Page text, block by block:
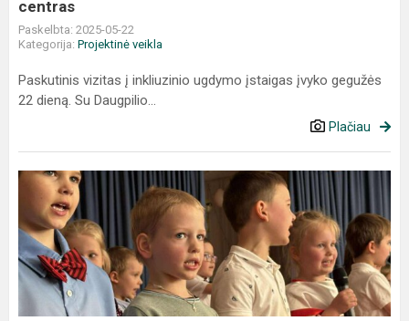
centras
Paskelbta: 2025-05-22
Kategorija: Projektinė veikla
Paskutinis vizitas į inkliuzinio ugdymo įstaigas įvyko gegužės
22 dieną. Su Daugpilio...
Plačiau
Šeimos
šilumos
apsuptyje